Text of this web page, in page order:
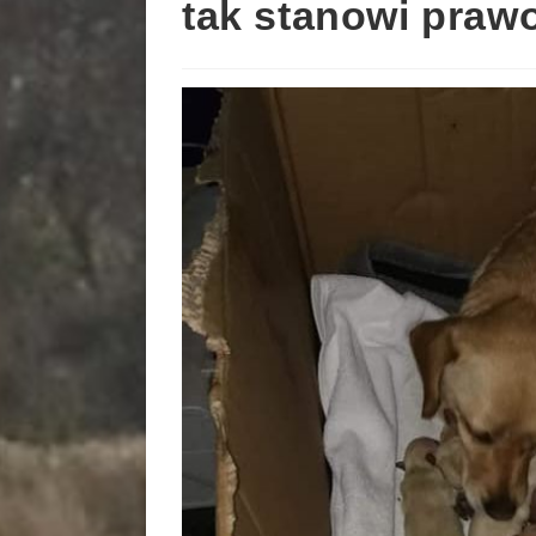
tak stanowi